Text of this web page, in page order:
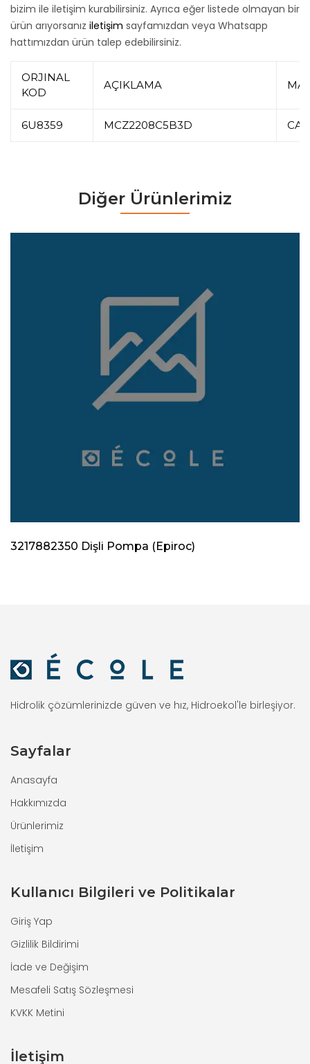
bizim ile iletişim kurabilirsiniz. Ayrıca eğer listede olmayan bir
ürün arıyorsanız iletişim sayfamızdan veya Whatsapp
hattımızdan ürün talep edebilirsiniz.
ORJINAL
KOD
AÇIKLAMA
6U8359 MCZ2208C5B3D CAT
Diğer Ürünlerimiz
3217882350 Dişli Pompa (Epiroc)
Hidrolik çözümlerinizde güven ve hız, Hidroekol'le birleşiyor.
Sayfalar
Anasayfa
Hakkımızda
Ürünlerimiz
İletişim
Kullanıcı Bilgileri ve Politikalar
Giriş Yap
Gizlilik Bildirimi
İade ve Değişim
Mesafeli Satış Sözleşmesi
KVKK Metini
İletişim